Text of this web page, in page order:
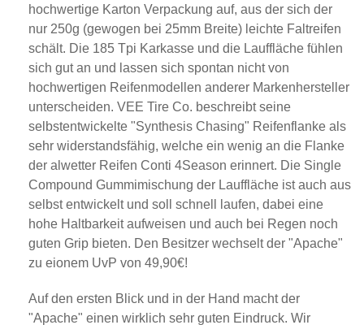
hochwertige Karton Verpackung auf, aus der sich der
nur 250g (gewogen bei 25mm Breite) leichte Faltreifen
schält. Die 185 Tpi Karkasse und die Lauffläche fühlen
sich gut an und lassen sich spontan nicht von
hochwertigen Reifenmodellen anderer Markenhersteller
unterscheiden. VEE Tire Co. beschreibt seine
selbstentwickelte "Synthesis Chasing" Reifenflanke als
sehr widerstandsfähig, welche ein wenig an die Flanke
der alwetter Reifen Conti 4Season erinnert. Die Single
Compound Gummimischung der Lauffläche ist auch aus
selbst entwickelt und soll schnell laufen, dabei eine
hohe Haltbarkeit aufweisen und auch bei Regen noch
guten Grip bieten. Den Besitzer wechselt der "Apache"
zu eionem UvP von 49,90€!
Auf den ersten Blick und in der Hand macht der
"Apache" einen wirklich sehr guten Eindruck. Wir